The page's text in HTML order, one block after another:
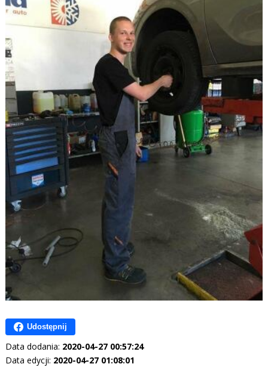
Udostępnij
Data dodania: 2020-04-27 00:57:24
Data edycji: 2020-04-27 01:08:01